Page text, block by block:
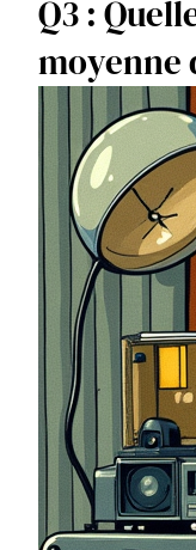
Q3 :
moyenne